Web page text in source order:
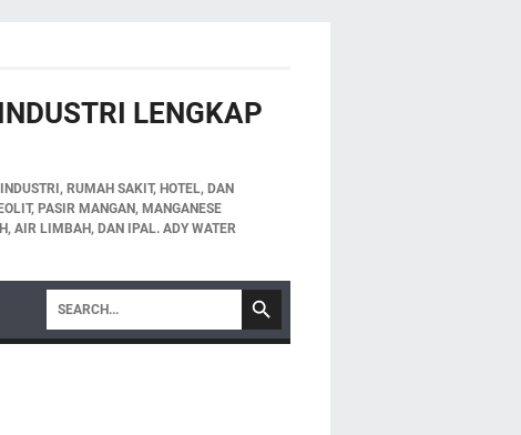
LENGKAP
RUMAH SAKIT, HOTEL, DAN
PASIR MANGAN, MANGANESE
AIR LIMBAH, DAN IPAL. ADY WATER